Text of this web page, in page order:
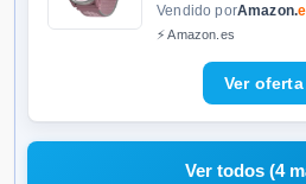
muñeca, Mapas
Frecuencia
sueño, Carrera,
Rosa
Vendido porAmazon.
⚡ Amazon.es
Ver todos (4